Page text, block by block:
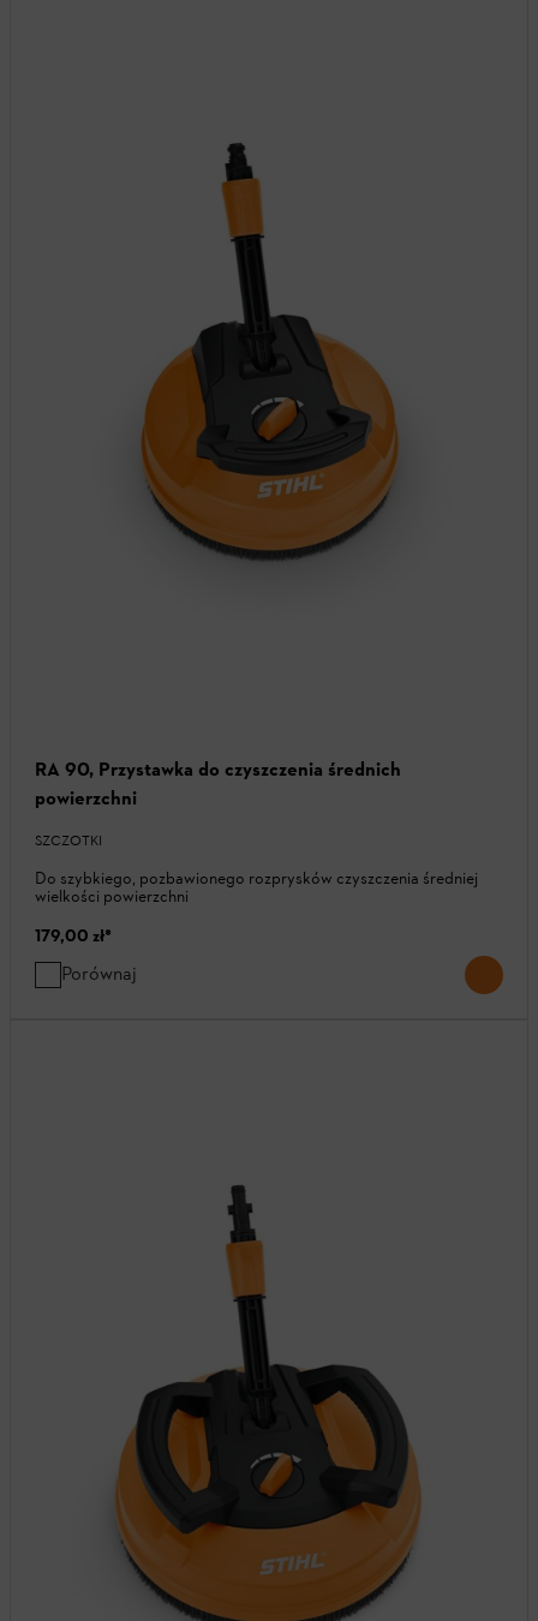
RA 90, Przystawka do czyszczenia średnich
powierzchni
SZCZOTKI
Do szybkiego, pozbawionego rozprysków czyszczenia średniej
wielkości powierzchni
179,00 zł*
Porównaj